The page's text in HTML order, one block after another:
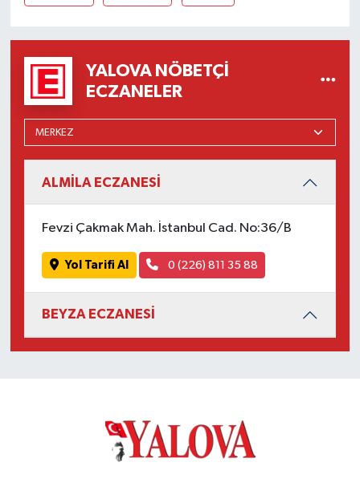
YALOVA NÖBETÇI
ECZANELER
ALMİLA ECZANESİ
Fevzi Çakmak Mah. İstanbul Cad. No:36/B
Yol Tarifi Al 0 (226) 811 35 88
BEYZA ECZANESİ